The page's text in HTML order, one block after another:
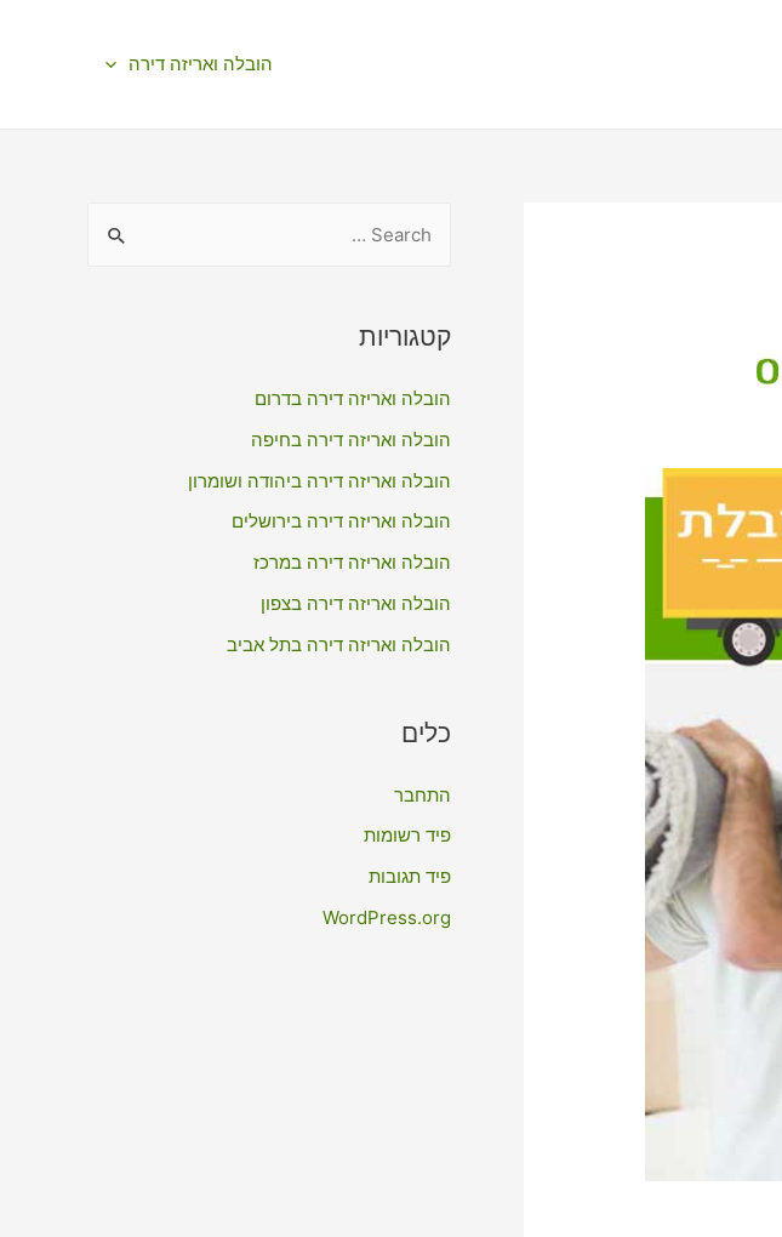
הובלה ואריזה דירה
r
h
f
o
קטגוריות
הובלה ואריזה דירה בדרום
הובלה ואריזה דירה בחיפה
הובלה ואריזה דירה ביהודה ושומרון
הובלה ואריזה דירה בירושלים
הובלה ואריזה דירה במרכז
הובלה ואריזה דירה בצפון
הובלה ואריזה דירה בתל אביב
כלים
התחבר
פיד רשומות
פיד תגובות
WordPress.org